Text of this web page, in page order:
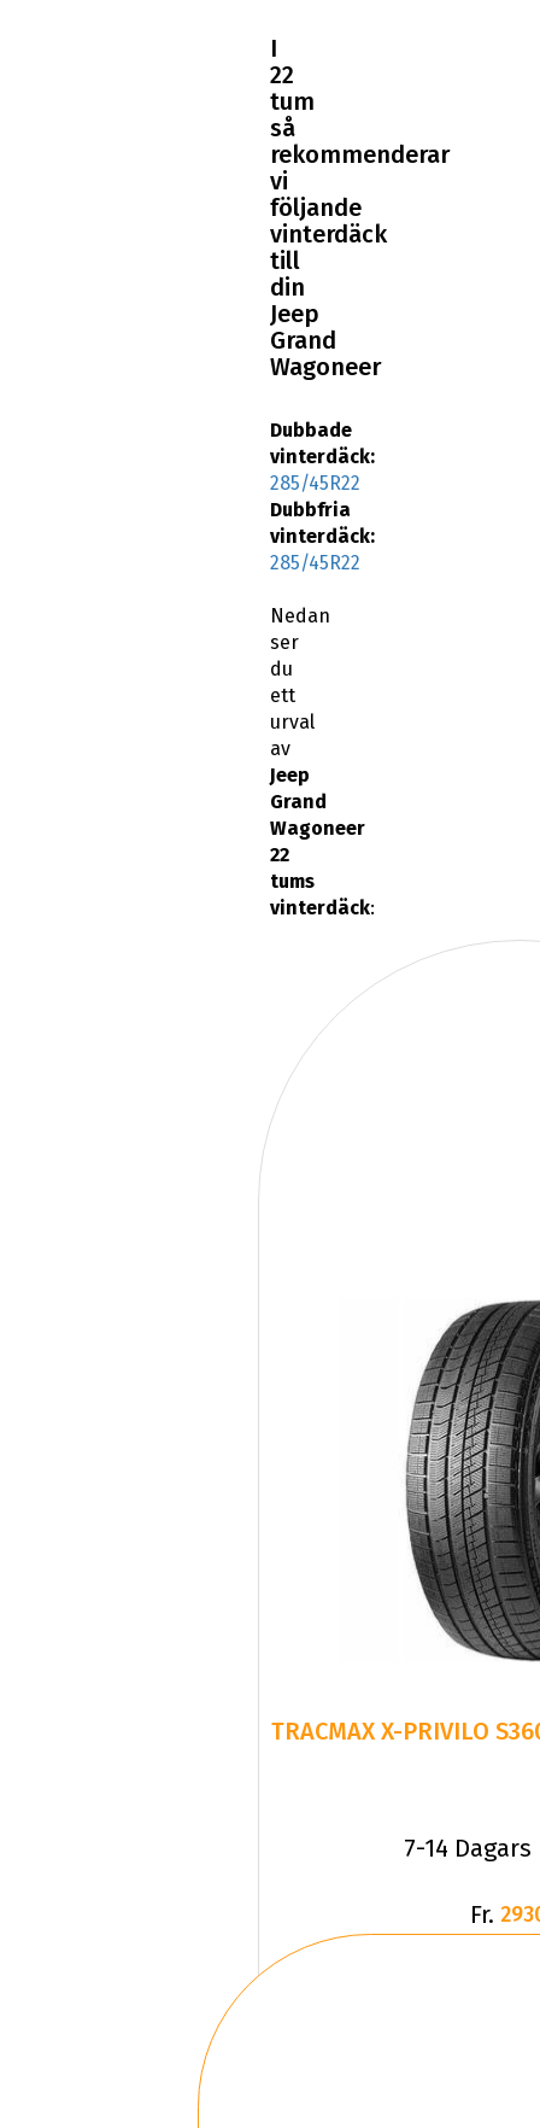
I
22
tum
så
rekommenderar
vi
följande
vinterdäck
till
din
Jeep
Grand
Wagoneer
Dubbade
vinterdäck:
285/45R22
Dubbfria
vinterdäck:
285/45R22
Nedan
ser
du
ett
urval
av
Jeep
Grand
Wagoneer
22
tums
vinterdäck:
7-14
Fr.